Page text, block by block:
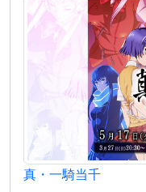
真・一騎当千